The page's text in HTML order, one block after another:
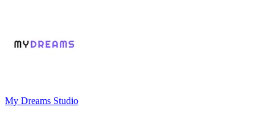
My Dreams Studio